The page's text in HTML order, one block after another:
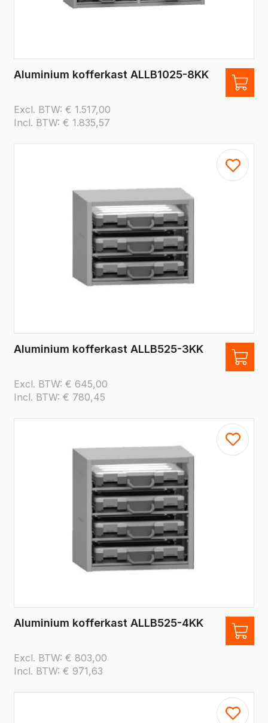
Aluminium kofferkast ALLB1025-8KK
Excl. BTW: € 1.517,00
Incl. BTW: € 1.835,57
Aluminium kofferkast ALLB525-3KK
Excl. BTW: € 645,00
Incl. BTW: € 780,45
Aluminium kofferkast ALLB525-4KK
Excl. BTW: € 803,00
Incl. BTW: € 971,63